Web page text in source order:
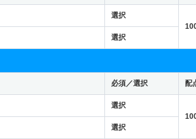
選択
選択
必須／選択 配
選択
選択